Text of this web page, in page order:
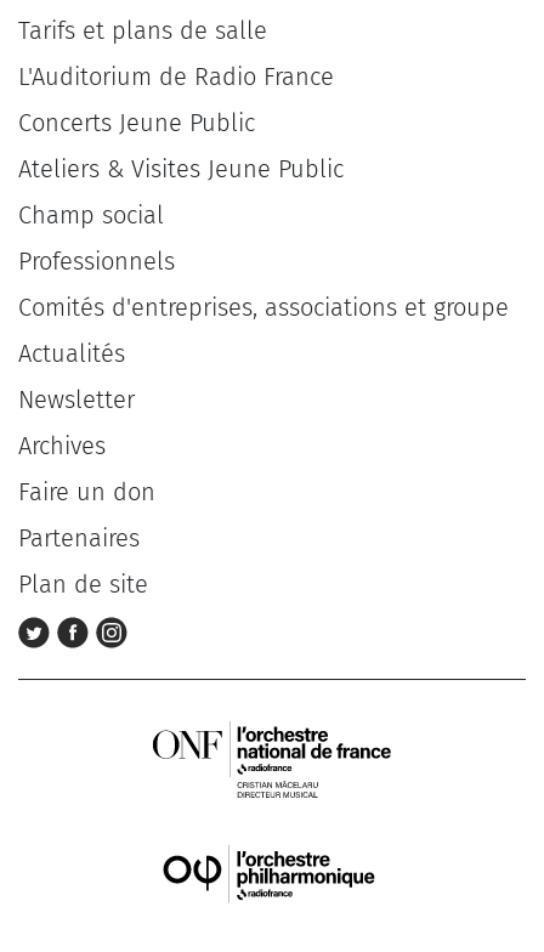
Tarifs et plans de salle
L'Auditorium de Radio France
Concerts Jeune Public
Ateliers & Visites Jeune Public
Champ social
Professionnels
Comités d'entreprises, associations et groupe
Actualités
Newsletter
Archives
Faire un don
Partenaires
Plan de site